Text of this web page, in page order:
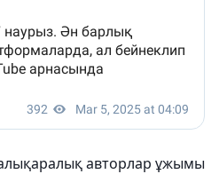
авторлар ұжымы